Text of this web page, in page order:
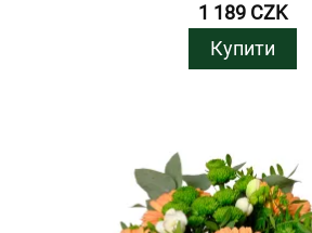
1 189 CZK
Купити